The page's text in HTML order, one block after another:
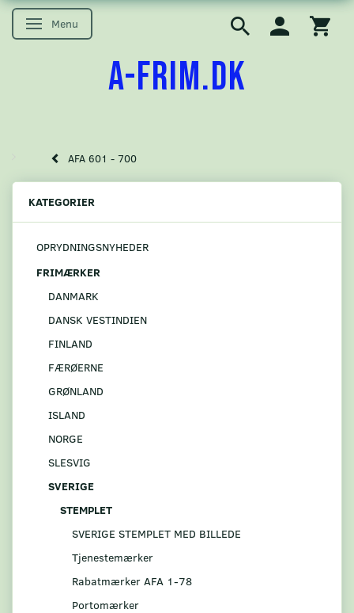
Skifte navigation
Menu
A-FRIM.DK
AFA 601 - 700
KATEGORIER
OPRYDNINGSNYHEDER
FRIMÆRKER
DANMARK
DANSK VESTINDIEN
FINLAND
FÆRØERNE
GRØNLAND
ISLAND
NORGE
SLESVIG
SVERIGE
STEMPLET
SVERIGE STEMPLET MED BILLEDE
Tjenestemærker
Rabatmærker AFA 1-78
Portomærker